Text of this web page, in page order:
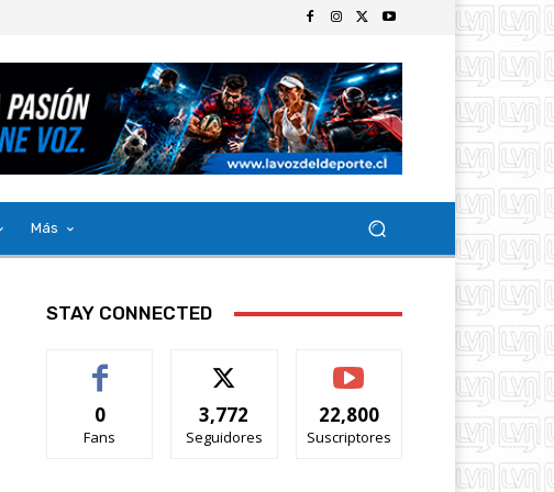
Más
STAY CONNECTED
0
Fans
3,772
Seguidores
22,800
Suscriptores